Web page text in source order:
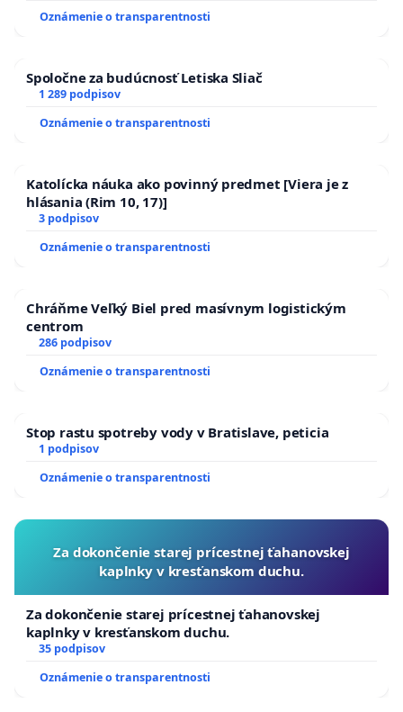
Oznámenie o transparentnosti
Spoločne za budúcnosť Letiska Sliač
1 289 podpisov
Oznámenie o transparentnosti
Katolícka náuka ako povinný predmet [Viera je z
hlásania (Rim 10, 17)]
3 podpisov
Oznámenie o transparentnosti
Chráňme Veľký Biel pred masívnym logistickým
centrom
286 podpisov
Oznámenie o transparentnosti
Stop rastu spotreby vody v Bratislave, peticia
1 podpisov
Oznámenie o transparentnosti
Za dokončenie starej prícestnej ťahanovskej
kaplnky v kresťanskom duchu.
Za dokončenie starej prícestnej ťahanovskej
kaplnky v kresťanskom duchu.
35 podpisov
Oznámenie o transparentnosti